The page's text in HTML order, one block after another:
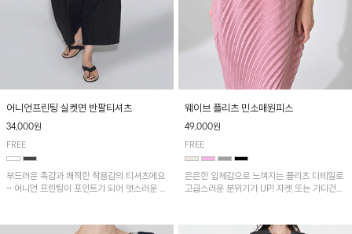
어니언프린팅 실켓면 반팔티셔츠
34,000원
FREE
부드러운 촉감과 쾌적한 착용감의 티셔츠에요
~ 어니언 프린팅이 포인트가 되어 멋스러운 아
웨이브 플리츠 민소매원피스
49,000원
FREE
은은한 입체감으로 느껴지는 플리츠 디테일로
고급스러운 분위기가 UP! 자켓 또는 가디건과